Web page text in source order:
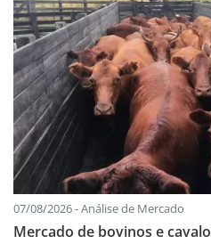
07/08/2026 - Análise de Mercado
Mercado de bovinos e